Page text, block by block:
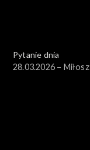
Pytanie dnia
28.03.2026 –